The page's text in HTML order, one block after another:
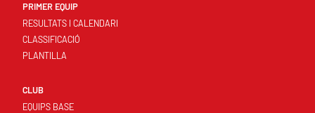
PRIMER EQUIP
RESULTATS I CALENDARI
CLASSIFICACIÓ
PLANTILLA
CLUB
EQUIPS BASE